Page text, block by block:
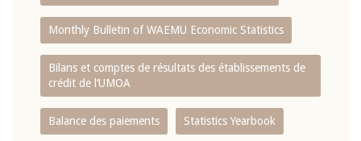
Monthly Bulletin of WAEMU Economic Statistics
Bilans et comptes de résultats des établissements de
crédit de l‘UMOA
Balance des paiements Statistics Yearbook